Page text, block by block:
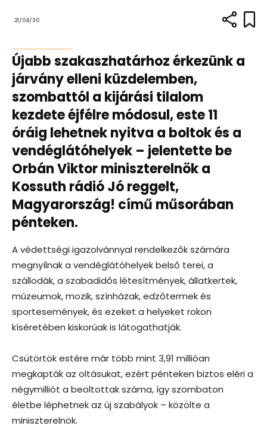
21/04/30
Újabb szakaszhatárhoz érkezünk a
járvány elleni küzdelemben,
szombattól a kijárási tilalom
kezdete éjfélre módosul, este 11
óráig lehetnek nyitva a boltok és a
vendéglátóhelyek – jelentette be
Orbán Viktor miniszterelnök a
Kossuth rádió Jó reggelt,
Magyarország! című műsorában
pénteken.
A védettségi igazolvánnyal rendelkezők számára
megnyílnak a vendéglátóhelyek belső terei, a
szállodák, a szabadidős létesítmények, állatkertek,
múzeumok, mozik, színházak, edzőtermek és
sportesemények, és ezeket a helyeket rokon
kíséretében kiskorúak is látogathatják.
Csütörtök estére már több mint 3,91 millióan
megkapták az oltásukat, ezért pénteken biztos eléri a
négymilliót a beoltottak száma, így szombaton
életbe léphetnek az új szabályok – közölte a
miniszterelnök.